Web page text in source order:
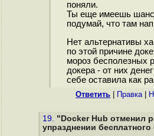
поняли.
Ты еще имеешь
подумай, что там
Нет альтернативы
по этой причине
мороз бесполезных
докера - от них
себе оставила как
Ответить Правка|
19. "Docker Hub отменил
упразднении